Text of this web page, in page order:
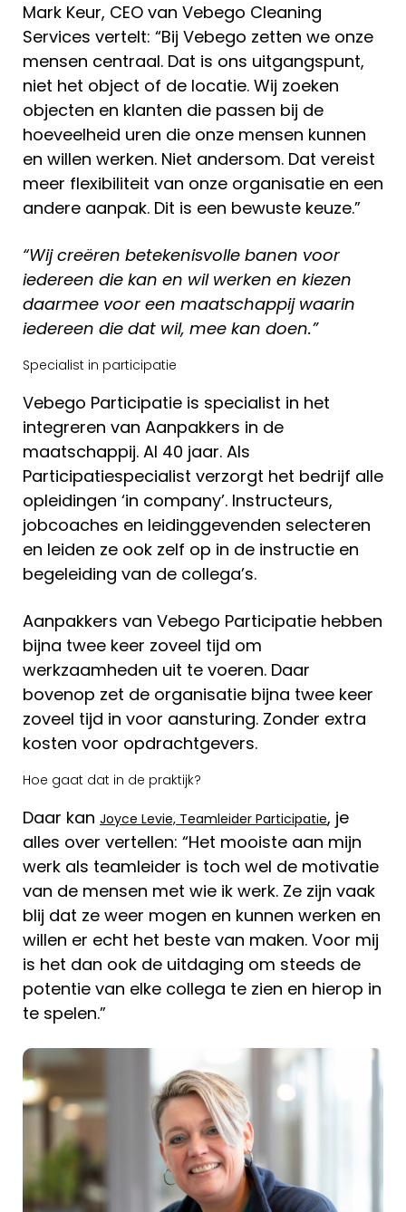
Mark Keur, CEO van Vebego Cleaning
Services vertelt: “Bij Vebego zetten we onze
mensen centraal. Dat is ons uitgangspunt,
niet het object of de locatie. Wij zoeken
objecten en klanten die passen bij de
hoeveelheid uren die onze mensen kunnen
en willen werken. Niet andersom. Dat vereist
meer flexibiliteit van onze organisatie en een
andere aanpak. Dit is een bewuste keuze.”
“Wij creëren betekenisvolle banen voor
iedereen die kan en wil werken en kiezen
daarmee voor een maatschappij waarin
iedereen die dat wil, mee kan doen.”
Specialist in participatie
Vebego Participatie is specialist in het
integreren van Aanpakkers in de
maatschappij. Al 40 jaar. Als
Participatiespecialist verzorgt het bedrijf alle
opleidingen ‘in company’. Instructeurs,
jobcoaches en leidinggevenden selecteren
en leiden ze ook zelf op in de instructie en
begeleiding van de collega’s.
Aanpakkers van Vebego Participatie hebben
bijna twee keer zoveel tijd om
werkzaamheden uit te voeren. Daar
bovenop zet de organisatie bijna twee keer
zoveel tijd in voor aansturing. Zonder extra
kosten voor opdrachtgevers.
Hoe gaat dat in de praktijk?
Daar kan Joyce Levie, Teamleider Participatie, je
alles over vertellen: “Het mooiste aan mijn
werk als teamleider is toch wel de motivatie
van de mensen met wie ik werk. Ze zijn vaak
blij dat ze weer mogen en kunnen werken en
willen er echt het beste van maken. Voor mij
is het dan ook de uitdaging om steeds de
potentie van elke collega te zien en hierop in
te spelen.”